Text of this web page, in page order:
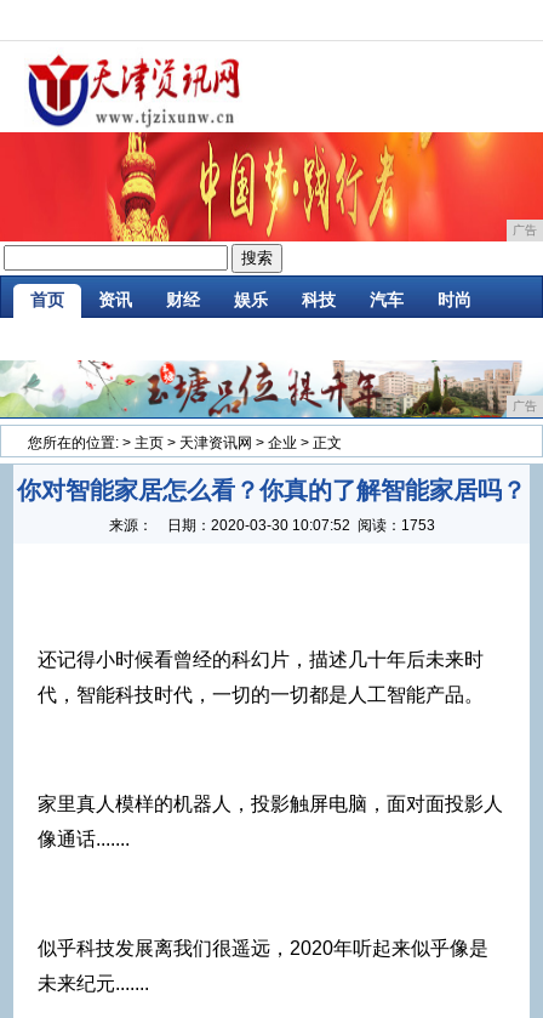
广告
首页 资讯 财经 娱乐 科技 汽车 时尚
广告
您所在的位置: > 主页 > 天津资讯网 > 企业 > 正文
你对智能家居怎么看？你真的了解智能家居吗？
来源： 日期： 2020-03-30 10:07:52 阅读：1753
还记得小时候看曾经的科幻片，描述几十年后未来时
代，智能科技时代，一切的一切都是人工智能产品。
家里真人模样的机器人，投影触屏电脑，面对面投影人
像通话.......
似乎科技发展离我们很遥远，2020年听起来似乎像是
未来纪元.......